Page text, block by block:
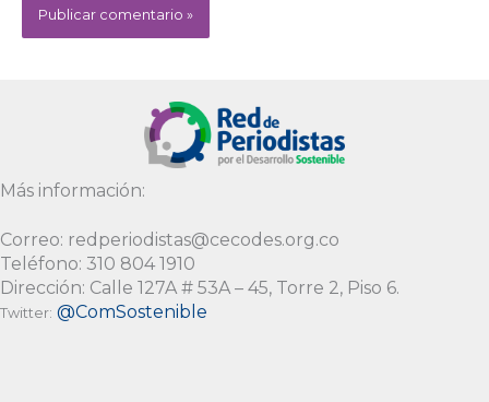
Más información:
Correo: redperiodistas@cecodes.org.co
Teléfono: 310 804 1910
Dirección: Calle 127A # 53A – 45, Torre 2, Piso 6.
Twitter: @ComSostenible